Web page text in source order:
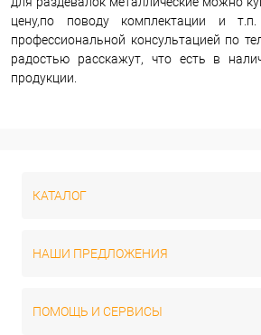
цену,по поводу комплектации и
профессиональной консультацией по
радостью расскажут, что есть в
продукции.
КАТАЛОГ
НАШИ ПРЕДЛОЖЕНИЯ
ПОМОЩЬ И СЕРВИСЫ